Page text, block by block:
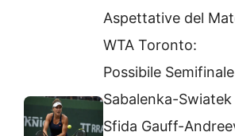
Aspettative del
WTA Toronto:
Possibile Semifinale
Sabalenka-Swiatek
Sfida Gauff-